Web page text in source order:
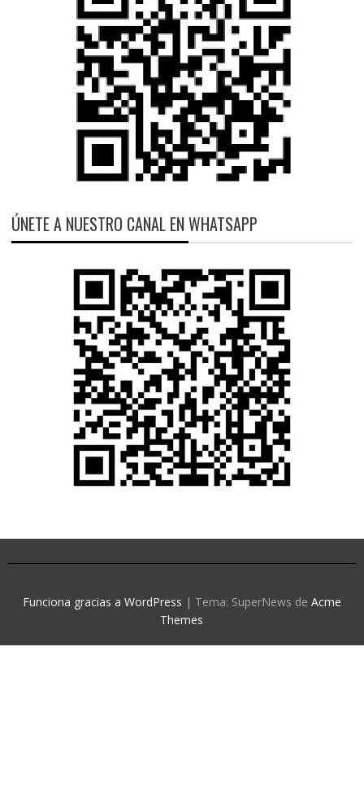
ÚNETE A NUESTRO CANAL EN WHATSAPP
Funciona gracias a WordPress | Tema: SuperNews de Acme
Themes